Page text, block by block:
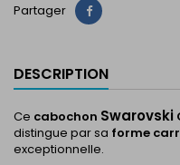
Partager Partager
DESCRIPTION
Ce cabochon Swarovski
distingue par sa forme
exceptionnelle.